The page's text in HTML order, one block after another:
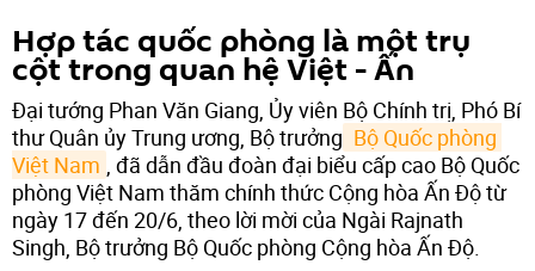
Hợp tác quốc phòng là một trụ
cột trong quan hệ Việt - Ấn
Đại tướng Phan Văn Giang, Ủy viên Bộ Chính trị, Phó Bí
thư Quân ủy Trung ương, Bộ trưởng Bộ Quốc phòng
Việt Nam , đã dẫn đầu đoàn đại biểu cấp cao Bộ Quốc
phòng Việt Nam thăm chính thức Cộng hòa Ấn Độ từ
ngày 17 đến 20/6, theo lời mời của Ngài Rajnath
Singh, Bộ trưởng Bộ Quốc phòng Cộng hòa Ấn Độ.